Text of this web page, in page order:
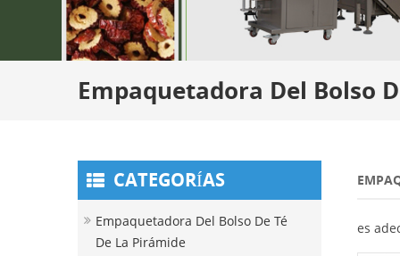
Empaquetadora Del Bolso
CATEGORÍAS
Empaquetadora Del Bolso De Té
De La Pirámide
es